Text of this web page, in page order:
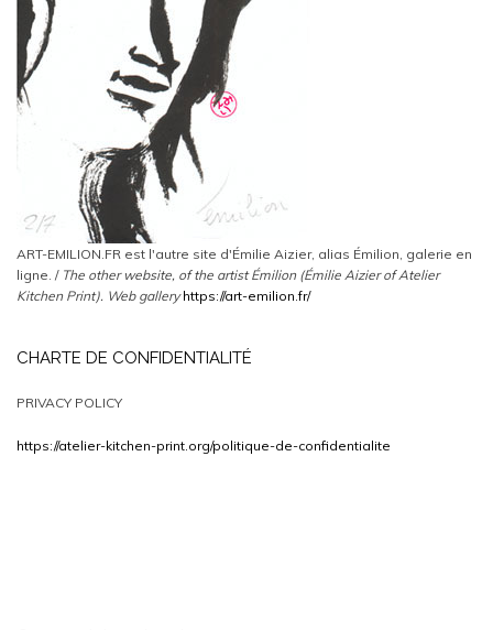
ART-EMILION.FR est l'autre site d'Émilie Aizier, alias Émilion, galerie en
ligne. / The other website, of the artist Émilion (Émilie Aizier of Atelier
Kitchen Print). Web gallery https://art-emilion.fr/
CHARTE DE CONFIDENTIALITÉ
PRIVACY POLICY
https://atelier-kitchen-print.org/politique-de-confidentialite